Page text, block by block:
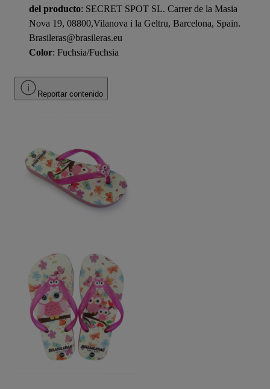
del producto: SECRET SPOT SL. Carrer de la Masia
Nova 19, 08800,Vilanova i la Geltru, Barcelona, Spain.
Brasileras@brasileras.eu
Color: Fuchsia/Fuchsia
Reportar contenido